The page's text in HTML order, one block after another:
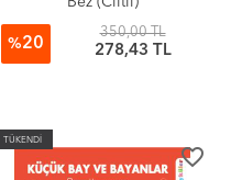
%20
350,00 TL
278,43 TL
TÜKENDİ
favorite_border